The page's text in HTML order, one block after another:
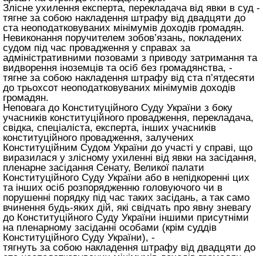
Злісне ухилення експерта, перекладача від явки в суд -
тягне за собою накладення штрафу від двадцяти до
ста неоподатковуваних мінімумів доходів громадян.
Невиконання поручителем зобов’язань, покладених
судом під час провадження у справах за
адміністративними позовами з приводу затримання та
видворення іноземців та осіб без громадянства, -
тягне за собою накладення штрафу від ста п’ятдесяти
до трьохсот неоподатковуваних мінімумів доходів
громадян.
Неповага до Конституційного Суду України з боку
учасників конституційного провадження, перекладача,
свідка, спеціаліста, експерта, інших учасників
конституційного провадження, залучених
Конституційним Судом України до участі у справі, що
виразилася у злісному ухиленні від явки на засідання,
пленарне засідання Сенату, Великої палати
Конституційного Суду України або в непідкоренні цих
та інших осіб розпорядженню головуючого чи в
порушенні порядку під час таких засідань, а так само
вчинення будь-яких дій, які свідчать про явну зневагу
до Конституційного Суду України іншими присутніми
на пленарному засіданні особами (крім суддів
Конституційного Суду України), -
тягнуть за собою накладення штрафу від двадцяти до